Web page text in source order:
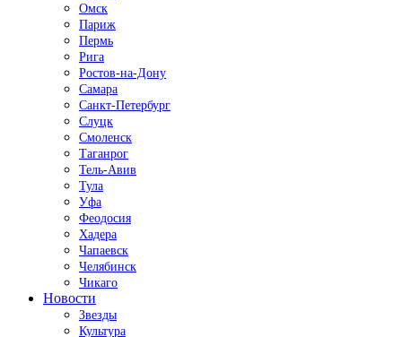
Омск
Париж
Пермь
Рига
Ростов-на-Дону
Самара
Санкт-Петербург
Слуцк
Смоленск
Таганрог
Тель-Авив
Тула
Уфа
Феодосия
Хадера
Чапаевск
Челябинск
Чикаго
Новости
Звезды
Культура